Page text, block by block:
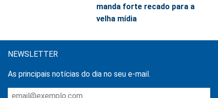
manda forte recado para a
velha mídia
NEWSLETTER
As principais notícias do dia no seu e-mail.